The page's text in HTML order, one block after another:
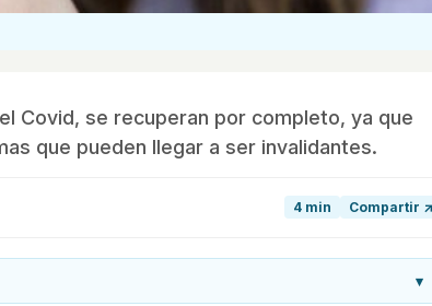
Covid, se recuperan por completo, ya que
que pueden llegar a ser invalidantes.
4 min Compartir ↗
▾